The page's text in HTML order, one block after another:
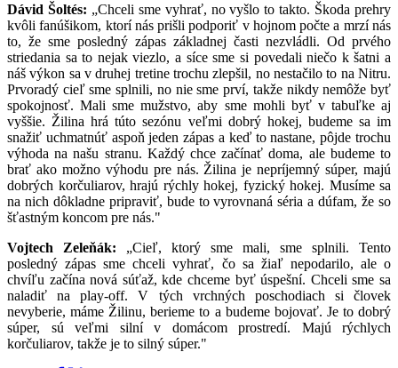
Dávid Šoltés: „Chceli sme vyhrať, no vyšlo to takto. Škoda prehry
kvôli fanúšikom, ktorí nás prišli podporiť v hojnom počte a mrzí nás
to, že sme posledný zápas základnej časti nezvládli. Od prvého
striedania sa to nejak viezlo, a síce sme si povedali niečo k šatni a
náš výkon sa v druhej tretine trochu zlepšil, no nestačilo to na Nitru.
Prvoradý cieľ sme splnili, no nie sme prví, takže nikdy nemôže byť
spokojnosť. Mali sme mužstvo, aby sme mohli byť v tabuľke aj
vyššie. Žilina hrá túto sezónu veľmi dobrý hokej, budeme sa im
snažiť uchmatnúť aspoň jeden zápas a keď to nastane, pôjde trochu
výhoda na našu stranu. Každý chce začínať doma, ale budeme to
brať ako možno výhodu pre nás. Žilina je nepríjemný súper, majú
dobrých korčuliarov, hrajú rýchly hokej, fyzický hokej. Musíme sa
na nich dôkladne pripraviť, bude to vyrovnaná séria a dúfam, že so
šťastným koncom pre nás."
Vojtech Zeleňák: „Cieľ, ktorý sme mali, sme splnili. Tento
posledný zápas sme chceli vyhrať, čo sa žiaľ nepodarilo, ale o
chvíľu začína nová súťaž, kde chceme byť úspešní. Chceli sme sa
naladiť na play-off. V tých vrchných poschodiach si človek
nevyberie, máme Žilinu, berieme to a budeme bojovať. Je to dobrý
súper, sú veľmi silní v domácom prostredí. Majú rýchlych
korčuliarov, takže je to silný súper."